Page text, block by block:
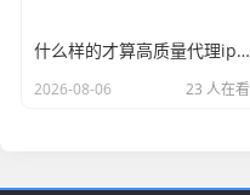
什么样的才算高质量代理ip？资深玩家总结了三个硬指标
2026-08-06 23 人在看